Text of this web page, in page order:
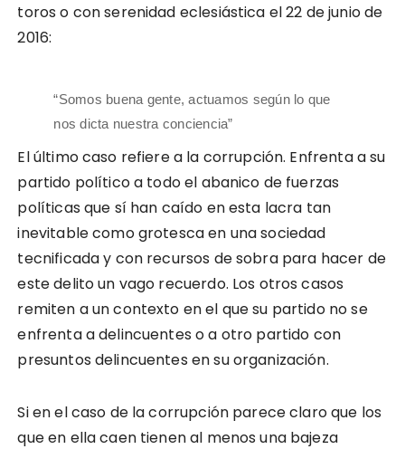
toros o con serenidad eclesiástica el 22 de junio de
2016:
“Somos buena gente, actuamos según lo que
nos dicta nuestra conciencia”
El último caso refiere a la corrupción. Enfrenta a su
partido político a todo el abanico de fuerzas
políticas que sí han caído en esta lacra tan
inevitable como grotesca en una sociedad
tecnificada y con recursos de sobra para hacer de
este delito un vago recuerdo. Los otros casos
remiten a un contexto en el que su partido no se
enfrenta a delincuentes o a otro partido con
presuntos delincuentes en su organización.
Si en el caso de la corrupción parece claro que los
que en ella caen tienen al menos una bajeza